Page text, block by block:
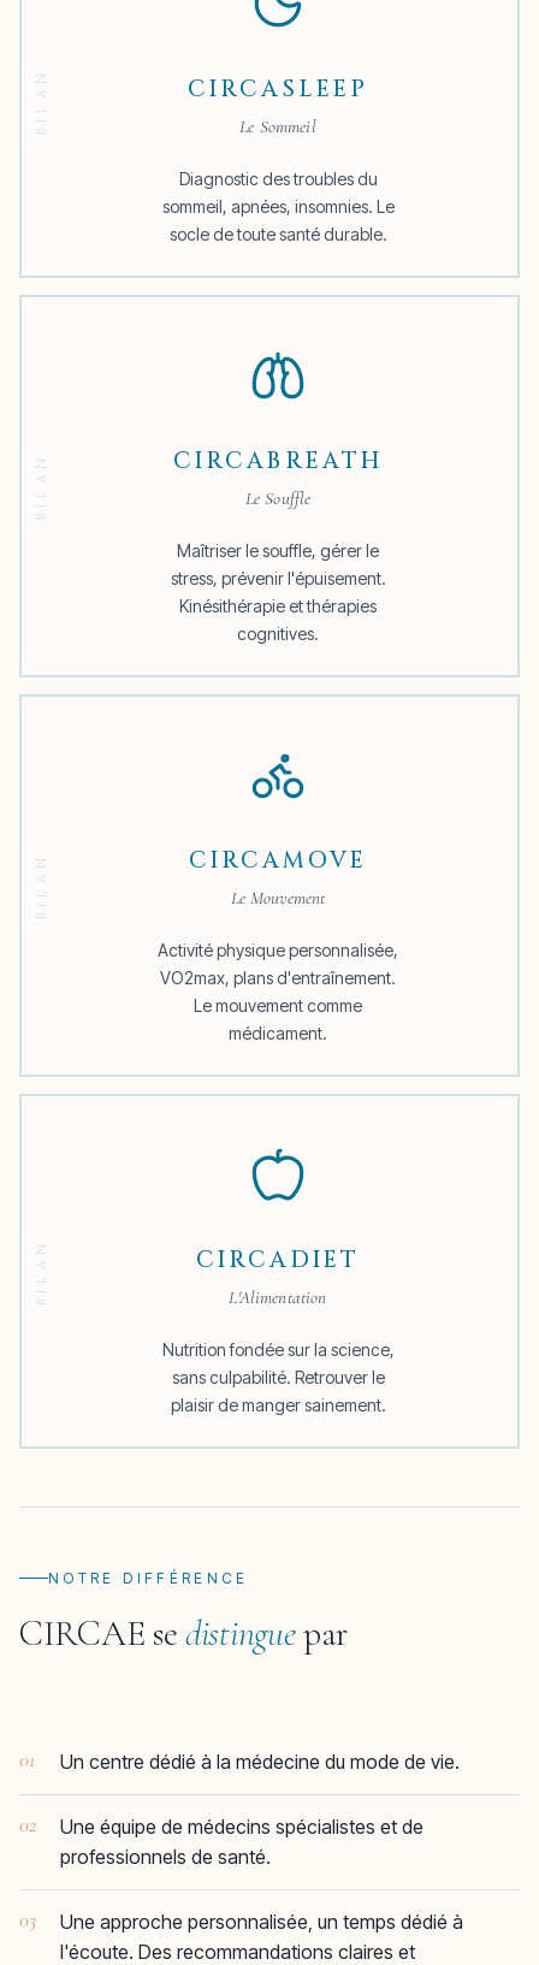
Le Sommeil
CIRCASLEEP
Diagnostic des troubles du
sommeil, apnées, insomnies. Le
socle de toute santé durable.
Le Souffle
CIRCABREATH
Maîtriser le souffle, gérer le
stress, prévenir l'épuisement.
Kinésithérapie et thérapies
cognitives.
Le Mouvement
CIRCAMOVE
Activité physique personnalisée,
VO2max, plans d'entraînement.
Le mouvement comme
médicament.
L'Alimentation
CIRCADIET
Nutrition fondée sur la science,
sans culpabilité. Retrouver le
plaisir de manger sainement.
NOTRE DIFFÉRENCE
CIRCAE sedistinguepar
01 Un centre dédié à la médecine du mode de vie.
02
Une équipe de médecins spécialistes et de
professionnels de santé.
03
Une approche personnalisée, un temps dédié à
l'écoute. Des recommandations claires et